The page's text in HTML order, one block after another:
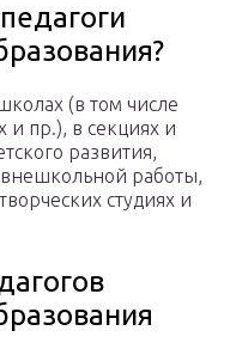
(в том числе
и пр.), в секциях и
развития,
внешкольной работы,
студиях и